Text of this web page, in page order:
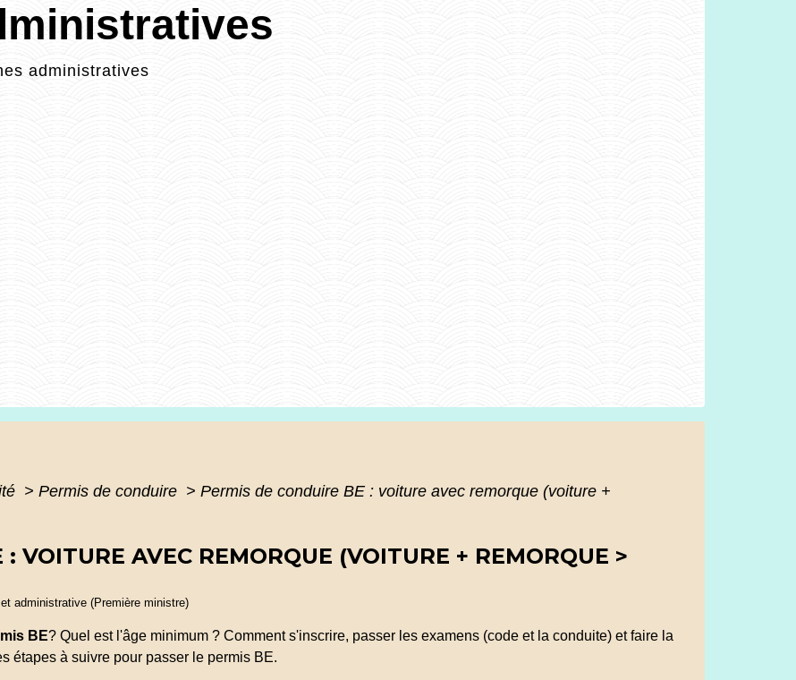
administratives
> Permis de conduire > Permis de conduire BE : voiture avec remorque (voiture +
VOITURE AVEC REMORQUE (VOITURE + REMORQUE >
administrative (Première ministre)
BE? Quel est l'âge minimum ? Comment s'inscrire, passer les examens (code et la conduite) et faire la
étapes à suivre pour passer le permis BE.